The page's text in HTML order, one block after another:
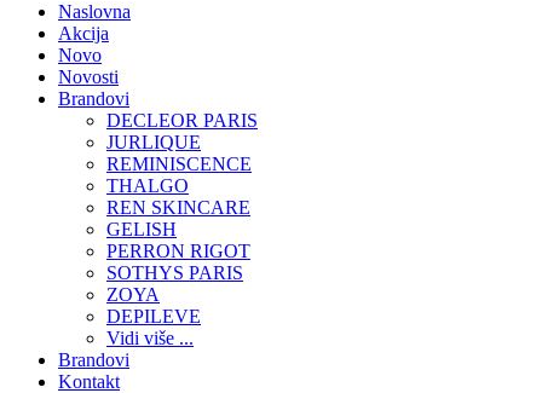
Naslovna
Akcija
Novo
Novosti
Brandovi
DECLEOR PARIS
JURLIQUE
REMINISCENCE
THALGO
REN SKINCARE
GELISH
PERRON RIGOT
SOTHYS PARIS
ZOYA
DEPILEVE
Vidi više ...
Brandovi
Kontakt